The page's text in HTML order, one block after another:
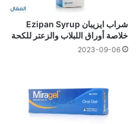
شراب ايزيبان Ezipan Syrup
خلاصة أوراق اللبلاب والزعتر للكحة
2023-09-06